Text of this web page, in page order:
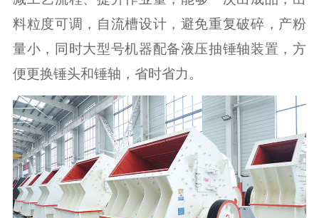
料粒度可调，自流槽设计，避免重复破碎，产粉
量小，同时大型号机器配备液压抽锤轴装置，方
便更换锤头和锤轴，省时省力。